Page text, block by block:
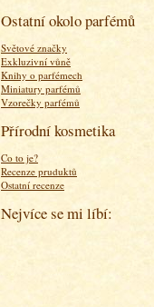
Ostatní okolo parfémů
Světové značky
Exkluzivní vůně
Knihy o parfémech
Miniatury parfémů
Vzorečky parfémů
Přírodní kosmetika
Co to je?
Recenze pruduktů
Ostatní recenze
Nejvíce se mi líbí: